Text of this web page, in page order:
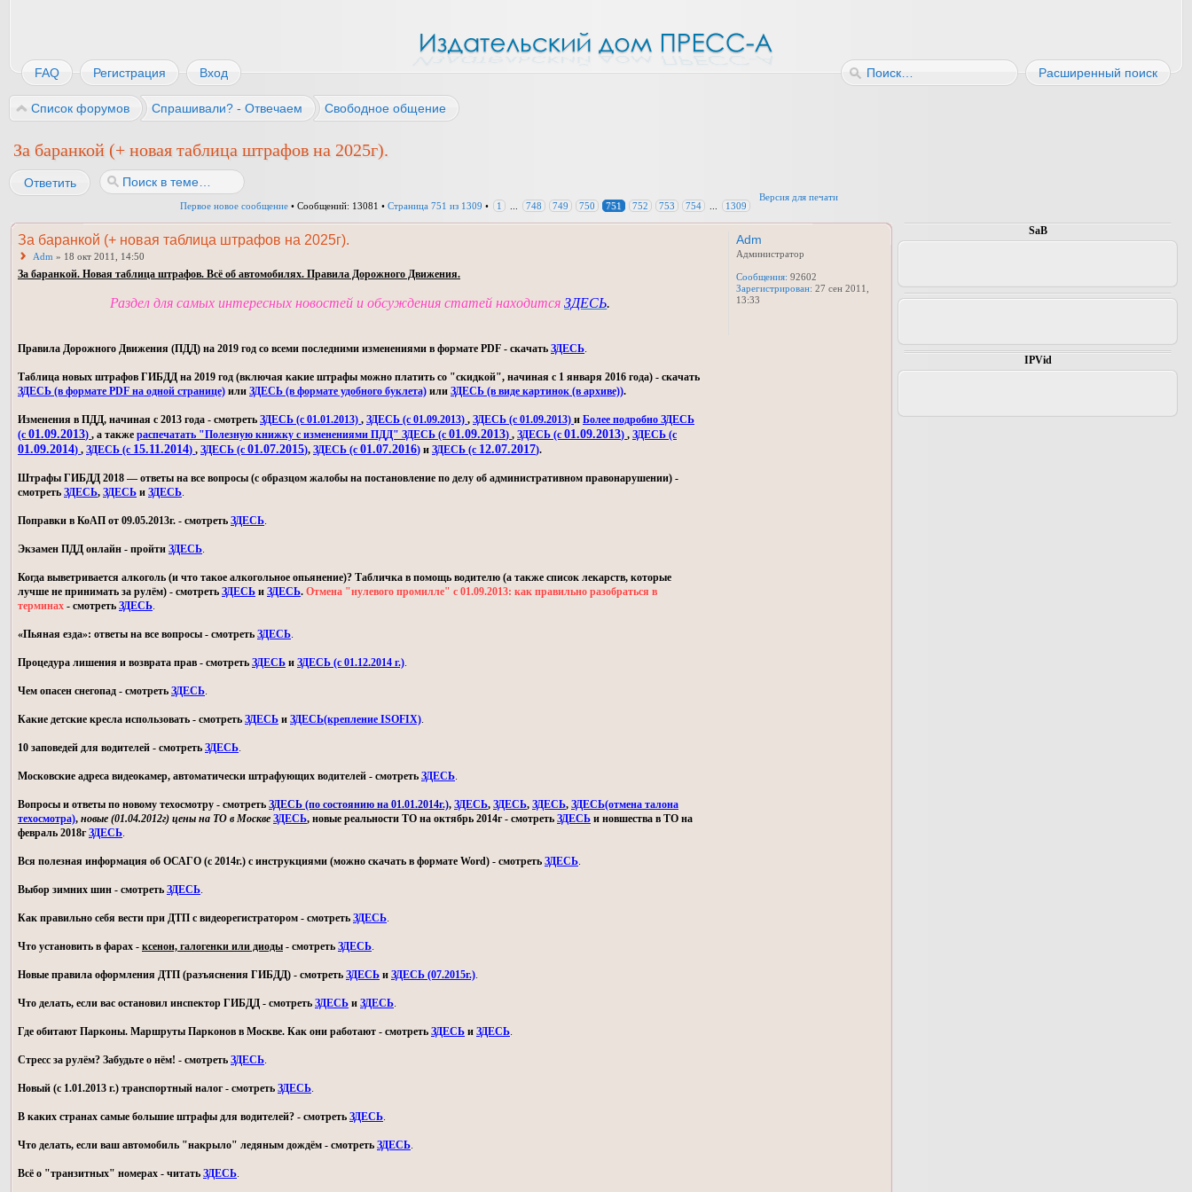
Расширенный поиск
FAQ Регистрация Вход
Версия для печати
Список форумов Спрашивали? - Отвечаем Свободное общение
За баранкой (+ новая таблица штрафов на 2025г).
Ответить
Первое новое сообщение • Сообщений: 13081 • Страница 751 из 1309 • 1 748 749 750 751 752 753 754 1309
За баранкой (+ новая таблица штрафов на 2025г).
Adm » 18 окт 2011, 14:50
За баранкой. Новая таблица штрафов. Всё об автомобилях. Правила Дорожного Движения.
Раздел для самых интересных новостей и обсуждения статей находится ЗДЕСЬ.
Правила Дорожного Движения (ПДД) на 2019 год со всеми последними изменениями в формате PDF - скачать ЗДЕСЬ.
Таблица новых штрафов ГИБДД на 2019 год (включая какие штрафы можно платить со "скидкой", начиная с 1 января 2016 года) - скачать
ЗДЕСЬ (в формате PDF на одной странице) или ЗДЕСЬ (в формате удобного буклета) или ЗДЕСЬ (в виде картинок (в архиве)).
Изменения в ПДД, начиная с 2013 года - смотреть ЗДЕСЬ (с 01.01.2013) , ЗДЕСЬ (с 01.09.2013) , ЗДЕСЬ (с 01.09.2013) и Более подробно ЗДЕСЬ
(с 01.09.2013) , а также распечатать "Полезную книжку с изменениями ПДД" ЗДЕСЬ (с 01.09.2013) , ЗДЕСЬ (с 01.09.2013) , ЗДЕСЬ (с
01.09.2014) , ЗДЕСЬ (с 15.11.2014) , ЗДЕСЬ (с 01.07.2015), ЗДЕСЬ (с 01.07.2016) и ЗДЕСЬ (с 12.07.2017).
Штрафы ГИБДД 2018 — ответы на все вопросы (с образцом жалобы на постановление по делу об административном правонарушении) -
смотреть ЗДЕСЬ, ЗДЕСЬ и ЗДЕСЬ.
Поправки в КоАП от 09.05.2013г. - смотреть ЗДЕСЬ.
Экзамен ПДД онлайн - пройти ЗДЕСЬ.
Когда выветривается алкоголь (и что такое алкогольное опьянение)? Табличка в помощь водителю (а также список лекарств, которые
лучше не принимать за рулём) - смотреть ЗДЕСЬ и ЗДЕСЬ. Отмена "нулевого промилле" с 01.09.2013: как правильно разобраться в
терминах - смотреть ЗДЕСЬ.
«Пьяная езда»: ответы на все вопросы - смотреть ЗДЕСЬ.
Процедура лишения и возврата прав - смотреть ЗДЕСЬ и ЗДЕСЬ (с 01.12.2014 г.).
Чем опасен снегопад - смотреть ЗДЕСЬ.
Какие детские кресла использовать - смотреть ЗДЕСЬ и ЗДЕСЬ(крепление ISOFIX).
10 заповедей для водителей - смотреть ЗДЕСЬ.
Московские адреса видеокамер, автоматически штрафующих водителей - смотреть ЗДЕСЬ.
Вопросы и ответы по новому техосмотру - смотреть ЗДЕСЬ (по состоянию на 01.01.2014г.), ЗДЕСЬ, ЗДЕСЬ, ЗДЕСЬ, ЗДЕСЬ(отмена талона
техосмотра), новые (01.04.2012г) цены на ТО в Москве ЗДЕСЬ, новые реальности ТО на октябрь 2014г - смотреть ЗДЕСЬ и новшества в ТО на
февраль 2018гЗДЕСЬ.
Вся полезная информация об ОСАГО (с 2014г.) с инструкциями (можно скачать в формате Word) - смотреть ЗДЕСЬ.
Выбор зимних шин - смотреть ЗДЕСЬ.
Как правильно себя вести при ДТП с видеорегистратором - смотреть ЗДЕСЬ.
Что установить в фарах - ксенон, галогенки или диоды - смотреть ЗДЕСЬ.
Новые правила оформления ДТП (разъяснения ГИБДД) - смотреть ЗДЕСЬ и ЗДЕСЬ (07.2015г.).
Что делать, если вас остановил инспектор ГИБДД - смотреть ЗДЕСЬ и ЗДЕСЬ.
Где обитают Парконы. Маршруты Парконов в Москве. Как они работают - смотреть ЗДЕСЬ и ЗДЕСЬ.
Стресс за рулём? Забудьте о нём! - смотреть ЗДЕСЬ.
Новый (с 1.01.2013 г.) транспортный налог - смотреть ЗДЕСЬ.
В каких странах самые большие штрафы для водителей? - смотреть ЗДЕСЬ.
Что делать, если ваш автомобиль "накрыло" ледяным дождём - смотреть ЗДЕСЬ.
Всё о "транзитных" номерах - читать ЗДЕСЬ.
Adm
Администратор
Сообщения: 92602
Зарегистрирован: 27 сен 2011,
13:33
SaB
IPVid